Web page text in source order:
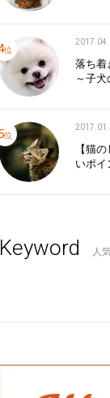
落ち着
～子犬
【猫
いポイ
Keyword 人